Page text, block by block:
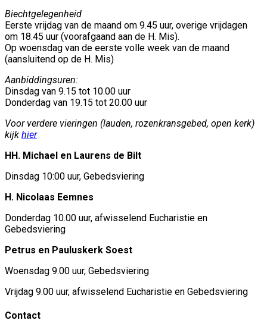
Biechtgelegenheid
Eerste vrijdag van de maand om 9.45 uur, overige vrijdagen
om 18.45 uur (voorafgaand aan de H. Mis).
Op woensdag van de eerste volle week van de maand
(aansluitend op de H. Mis)
Aanbiddingsuren:
Dinsdag van 9.15 tot 10.00 uur
Donderdag van 19.15 tot 20.00 uur
Voor verdere vieringen (lauden, rozenkransgebed, open kerk)
kijk hier
HH. Michael en Laurens de Bilt
Dinsdag 10:00 uur, Gebedsviering
H. Nicolaas Eemnes
Donderdag 10.00 uur, afwisselend Eucharistie en
Gebedsviering
Petrus en Pauluskerk Soest
Woensdag 9.00 uur, Gebedsviering
Vrijdag 9.00 uur, afwisselend Eucharistie en Gebedsviering
Contact